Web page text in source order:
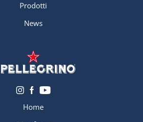
Prodotti
News
Home